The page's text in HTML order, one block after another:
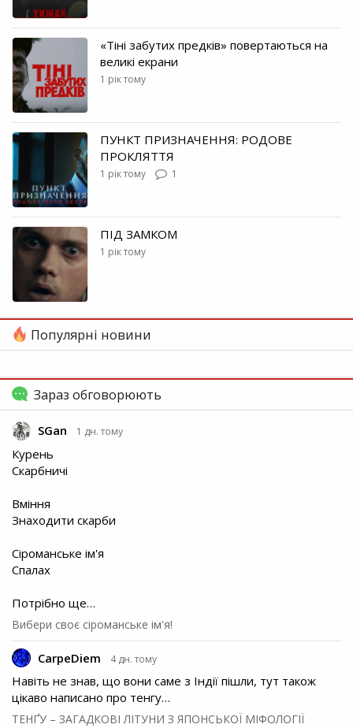
«Тіні забутих предків» повертаються на
великі екрани
1 рік тому
ПУНКТ ПРИЗНАЧЕННЯ: РОДОВЕ
ПРОКЛЯТТЯ
1 рік тому 1
ПІД ЗАМКОМ
1 рік тому
Популярні новини
Зараз обговорюють
SGan 1 дн. тому
Курень
Скарбничі
Вміння
Знаходити скарби
Сіроманське ім'я
Спалах
Потрібно ще…
Вибери своє сіроманське ім'я!
CarpeDiem 4 дн. тому
Навіть не знав, що вони саме з Індії пішли, тут також
цікаво написано про тенгу…
ТЕНҐУ – ЗАГАДКОВІ ЛІТУНИ З ЯПОНСЬКОЇ МІФОЛОГІЇ